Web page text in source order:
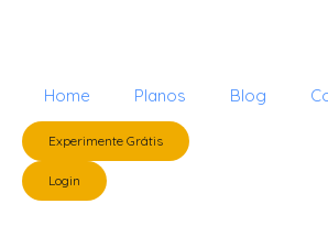
Home Planos Blog
Experimente Grátis
Login